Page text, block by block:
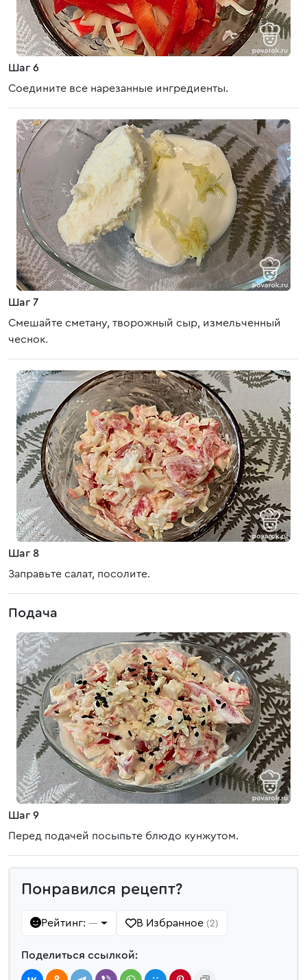
Шаг 6
Соедините все нарезанные ингредиенты.
Шаг 7
Смешайте сметану, творожный сыр, измельченный
чеснок.
Шаг 8
Заправьте салат, посолите.
Подача
Шаг 9
Перед подачей посыпьте блюдо кунжутом.
Понравился рецепт?
Рейтинг: — В Избранное (2)
Поделиться ссылкой: